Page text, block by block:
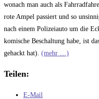
wonach man auch als
rote Ampel passiert und so
nach einem Polizeiauto um die
komische Beschaltung habe, ist
gehackt hat). (mehr …)
Teilen:
E-Mail